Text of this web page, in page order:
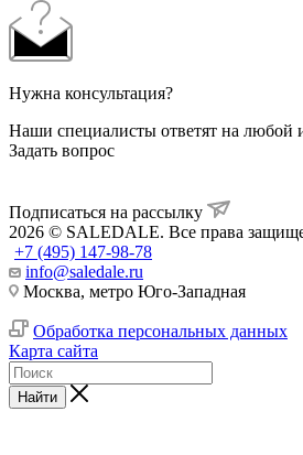
Нужна консультация?
Наши специалисты ответят на любой
Задать вопрос
Подписаться на рассылку
2026 © SALEDALE. Все права
+7 (495) 147-98-78
info@saledale.ru
Москва, метро Юго-Западная
Обработка персональных данных
Карта сайта
Найти